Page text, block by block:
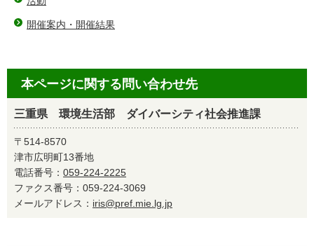
開催案内・開催結果
本ページに関する問い合わせ先
三重県 環境生活部 ダイバーシティ社会推進課
〒514-8570
津市広明町13番地
電話番号： 059-224-2225
ファクス番号：059-224-3069
メールアドレス： iris@pref.mie.lg.jp